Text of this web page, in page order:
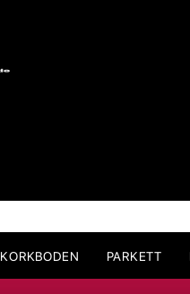
KORKBODEN PARKETT